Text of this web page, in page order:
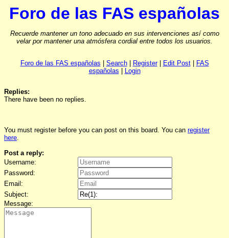
Foro de las FAS españolas
Recuerde mantener un tono adecuado en sus intervenciones así como
velar por mantener una atmósfera cordial entre todos los usuarios.
Foro de las FAS españolas Search| Register| Edit Post|
FAS
españolas
Login
Replies:
There have been no replies.
You must register before you can post on this board. You can register
here.
Post a reply:
Username:
Password:
Email:
Subject:
Message: